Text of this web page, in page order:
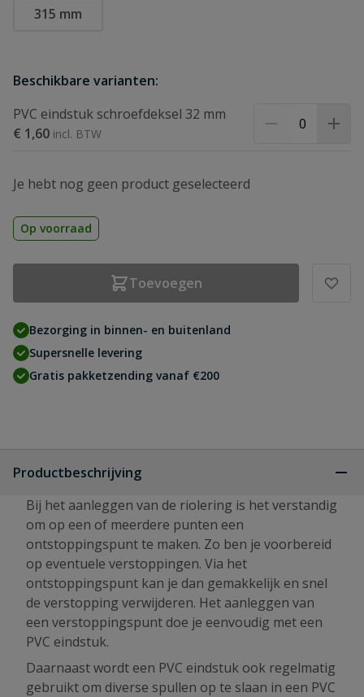
315 mm
Beschikbare varianten:
PVC eindstuk schroefdeksel 32 mm
€ 1,60
Je hebt nog geen product geselecteerd
Op voorraad
Toevoegen
Bezorging in binnen- en buitenland
Supersnelle levering
Gratis pakketzending vanaf €200
Productbeschrijving
Bij het aanleggen van de riolering is het verstandig
om op een of meerdere punten een
ontstoppingspunt te maken. Zo ben je voorbereid
op eventuele verstoppingen. Via het
ontstoppingspunt kan je dan gemakkelijk en snel
de verstopping verwijderen. Het aanleggen van
een verstoppingspunt doe je eenvoudig met een
PVC eindstuk.
Daarnaast wordt een PVC eindstuk ook regelmatig
gebruikt om diverse spullen op te slaan in een PVC